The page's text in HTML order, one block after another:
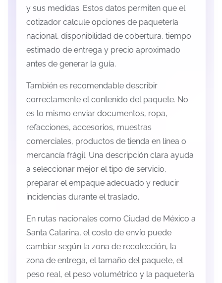
y sus medidas. Estos datos permiten que el
cotizador calcule opciones de paquetería
nacional, disponibilidad de cobertura, tiempo
estimado de entrega y precio aproximado
antes de generar la guía.
También es recomendable describir
correctamente el contenido del paquete. No
es lo mismo enviar documentos, ropa,
refacciones, accesorios, muestras
comerciales, productos de tienda en línea o
mercancía frágil. Una descripción clara ayuda
a seleccionar mejor el tipo de servicio,
preparar el empaque adecuado y reducir
incidencias durante el traslado.
En rutas nacionales como Ciudad de México a
Santa Catarina, el costo de envío puede
cambiar según la zona de recolección, la
zona de entrega, el tamaño del paquete, el
peso real, el peso volumétrico y la paquetería